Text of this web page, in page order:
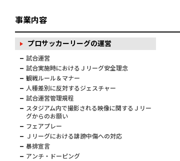
事業内容
プロサッカーリーグの運営
試合運営
試合実施時におけるＪリーグ安全理念
観戦ルール＆マナー
人種差別に反対するジェスチャー
試合運営管理規程
スタジアム内で撮影される映像に関するＪリー
グからのお願い
フェアプレー
Ｊリーグにおける誹謗中傷への対応
暴排宣言
アンチ・ドーピング